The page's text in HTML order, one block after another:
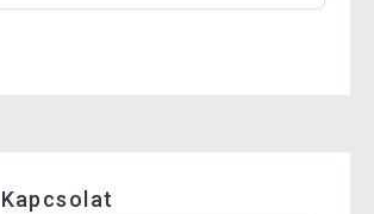
Kapcsolat